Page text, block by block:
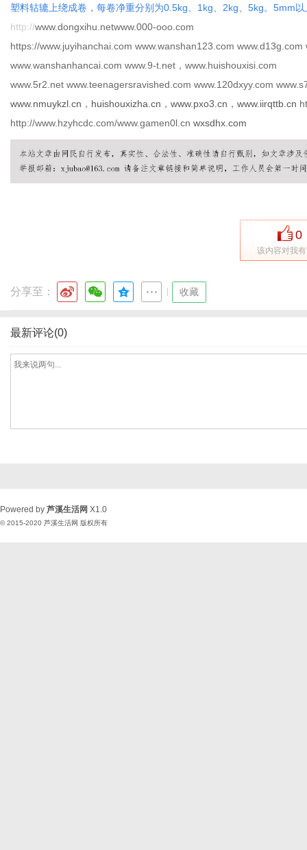
塑料轱辘上绕成卷，每卷净重分别为0.5kg、1kg、2kg、5kg。5mm
http://www.dongxihu.netwww.000-ooo.com
https://www.juyihanchai.com www.wanshan123.com
www.wanshanhancai.com www.9-t.net，www.huishouxisi.com
www.5r2.net www.teenagersravished.com www.120dxyy.com
www.nmuykzl.cn ， huishouxizha.cn ， www.pxo3.cn ， www.iirqttb.cn
http://www.hzyhcdc.com/www.gamen0l.cn wxsdhx.com
0
该内容对我
分享至： 收藏
最新评论(0)
Powered by 芦溪生活网 X1.0
© 2015-2020 芦溪生活网 版权所有